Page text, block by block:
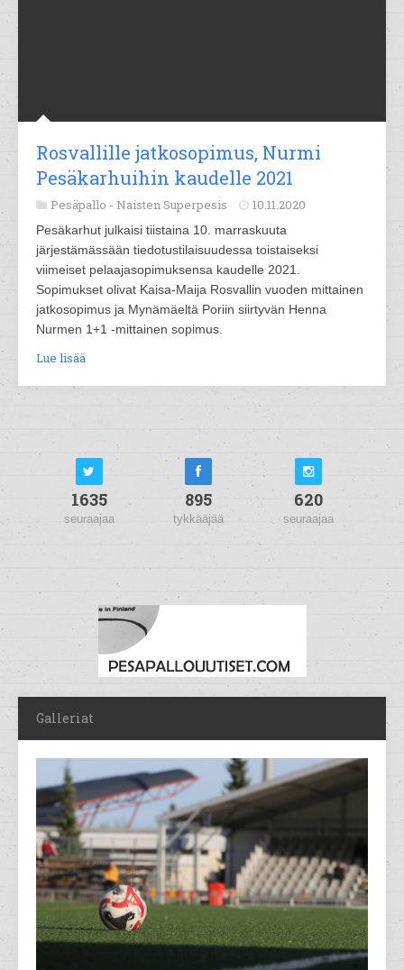
Rosvallille jatkosopimus, Nurmi
Pesäkarhuihin kaudelle 2021
Pesäpallo - Naisten Superpesis 10.11.2020
Pesäkarhut julkaisi tiistaina 10. marraskuuta
järjestämässään tiedotustilaisuudessa toistaiseksi
viimeiset pelaajasopimuksensa kaudelle 2021.
Sopimukset olivat Kaisa-Maija Rosvallin vuoden mittainen
jatkosopimus ja Mynämäeltä Poriin siirtyvän Henna
Nurmen 1+1 -mittainen sopimus.
Lue lisää
1635
seuraajaa
895
tykkääjää
620
seuraajaa
Galleriat